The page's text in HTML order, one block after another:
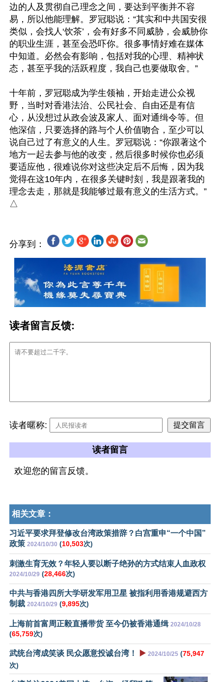
边的人及贯彻自己理念之间，要达到平衡并不容
易，所以他能理解。罗冠聪说：“其实和中共国安很
类似，会找人‘饮茶’，会有好多不同威胁，会威胁你
的职业生涯，甚至会恐吓你。很多事情好难在媒体
中知道。必然会有影响，包括对我的心理、精神状
态，甚至乎我的活跃程度，我自己也要做取舍。”
十年前，罗冠聪成为学生领袖，开始走进公众视
野，当时对香港法治、公民社会、自由还是有信
心，从没想过从政会波及家人、面对通缉令等。但
他深信，只要选择的路与个人价值吻合，至少可以
说自己过了有意义的人生。罗冠聪说：“你跟著这个
地方一起去参与他的改变，然后很多时候你也必须
要适应他，很难说你对这些决定后不后悔，因为我
觉得在这10年内，在很多关键时刻，我是跟著我的
理念去走，那就是我能够过最有意义的生活方式。”
分享到：
读者留言反馈:
读者暱称:
读者留言
欢迎您的留言反馈。
相关文章：
习近平要求拜登修改台湾政策措辞？白宫重申“一个中国”
政策 2024/10/30 (10,503次)
刺激生育无效？年轻人要以断子绝孙的方式结束人血政权
2024/10/29 (28,466次)
中共与香港四所大学研发军用卫星 被指利用香港规避西方
制裁 2024/10/29 (9,895次)
上海前首富周正毅直播带货 至今仍被香港通缉 2024/10/28
(65,759次)
武统台湾成笑谈 民众愿意投诚台湾！ ▶️ 2024/10/25 (75,947
次)